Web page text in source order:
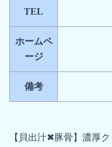
TEL
ホームペ
ージ
備考
【貝出汁✖︎豚骨】濃厚